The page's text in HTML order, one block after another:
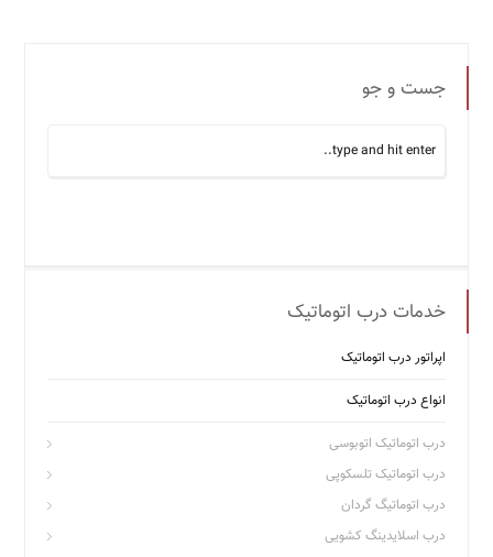
جست و جو
خدمات درب اتوماتیک
اپراتور درب اتوماتیک
انواع درب اتوماتیک
درب اتوماتیک اتوبوسی
درب اتوماتیک تلسکوپی
درب اتوماتیگ گردان
درب اسلایدینگ کشویی